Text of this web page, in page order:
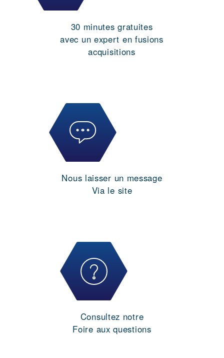
30 minutes gratuites
avec un expert en fusions
acquisitions
Nous laisser un message
Via le site
Consultez notre
Foire aux questions